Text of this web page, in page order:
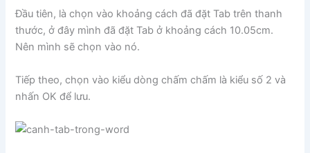
Đầu tiên, là chọn vào khoảng cách đã đặt Tab trên thanh
thước, ở đây mình đã đặt Tab ở khoảng cách 10.05cm.
Nên mình sẽ chọn vào nó.
Tiếp theo, chọn vào kiểu dòng chấm chấm là kiểu số 2 và
nhấn OK để lưu.